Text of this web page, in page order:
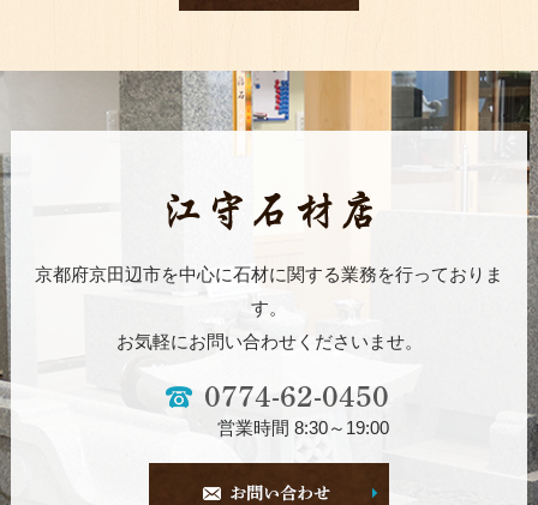
京都府京田辺市を中心に石材に関する業務を行っておりま
す。
お気軽にお問い合わせくださいませ。
0774-62-0450
営業時間 8:30～19:00